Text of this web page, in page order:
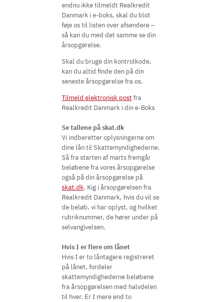
endnu ikke tilmeldt Realkredit
Danmark i e-boks, skal du blot
føje os til listen over afsendere –
så kan du med det samme se din
årsopgørelse.
Skal du bruge din kontrolkode,
kan du altid finde den på din
seneste årsopgørelse fra os.
Tilmeld elektronisk post fra
Realkredit Danmark i din e-Boks
Se tallene på skat.dk
Vi indberetter oplysningerne om
dine lån til Skattemyndighederne.
Så fra starten af marts fremgår
beløbene fra vores årsopgørelse
også på din årsopgørelse på
skat.dk. Kig i årsopgørelsen fra
Realkredit Danmark, hvis du vil se
de beløb, vi har oplyst, og hvilket
rubriknummer, de hører under på
selvangivelsen.
Hvis I er flere om lånet
Hvis I er to låntagere registreret
på lånet, fordeler
skattemyndighederne beløbene
fra årsopgørelsen med halvdelen
til hver. Er I mere end to